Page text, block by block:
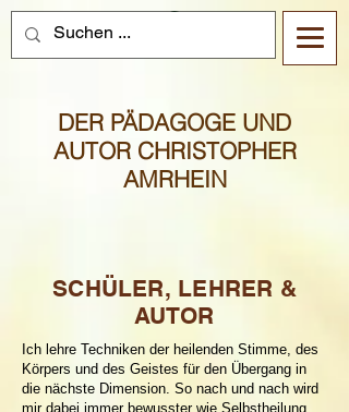
DER PÄDAGOGE UND
AUTOR CHRISTOPHER
AMRHEIN
SCHÜLER, LEHRER &
AUTOR
Ich lehre Techniken der heilenden Stimme, des
Körpers und des Geistes für den Übergang in
die nächste Dimension. So nach und nach wird
mir dabei immer bewusster wie Selbstheilung